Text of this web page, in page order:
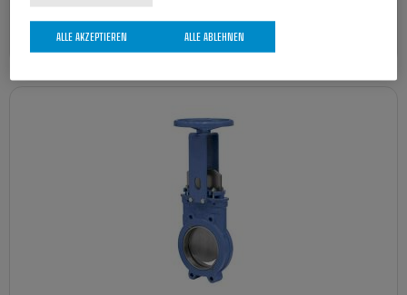
BT
Beidseitig dichtender Platten-/Stoffschieber nach MSS SP-81
ALLE ABLEHNEN
ALLE AKZEPTIEREN